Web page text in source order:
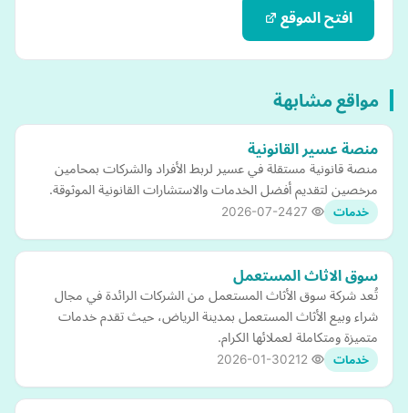
افتح الموقع
مواقع مشابهة
منصة عسير القانونية
منصة قانونية مستقلة في عسير لربط الأفراد والشركات بمحامين
مرخصين لتقديم أفضل الخدمات والاستشارات القانونية الموثوقة.
خدمات 2026-07-24
سوق الاثاث المستعمل
تُعد شركة سوق الأثاث المستعمل من الشركات الرائدة في مجال
شراء وبيع الأثاث المستعمل بمدينة الرياض، حيث تقدم خدمات
متميزة ومتكاملة لعملائها الكرام.
خدمات 2026-01-30